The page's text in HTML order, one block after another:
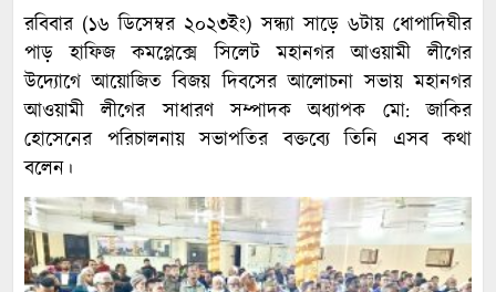
রবিবার (১৬ ডিসেম্বর ২০২৩ইং) সন্ধ্যা সাড়ে ৬টায় ধোপাদিঘীর
পাড় হাফিজ কমপ্লেক্সে সিলেট মহানগর আওয়ামী লীগের
উদ্যোগে আয়োজিত বিজয় দিবসের আলোচনা সভায় মহানগর
আওয়ামী লীগের সাধারণ সম্পাদক অধ্যাপক মো: জাকির
হোসেনের পরিচালনায় সভাপতির বক্তব্যে তিনি এসব কথা
বলেন।